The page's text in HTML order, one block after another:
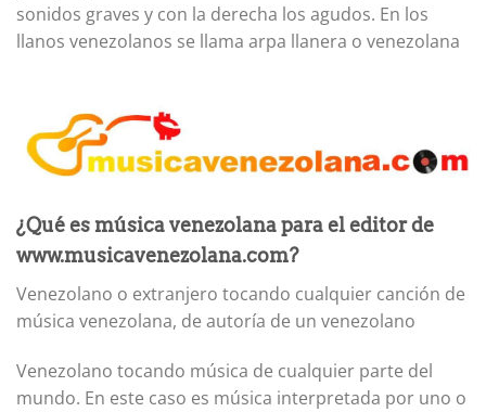
sonidos graves y con la derecha los agudos. En los
llanos venezolanos se llama arpa llanera o venezolana
¿Qué es música venezolana para el editor de
www.musicavenezolana.com?
Venezolano o extranjero tocando cualquier canción de
música venezolana, de autoría de un venezolano
Venezolano tocando música de cualquier parte del
mundo. En este caso es música interpretada por uno o